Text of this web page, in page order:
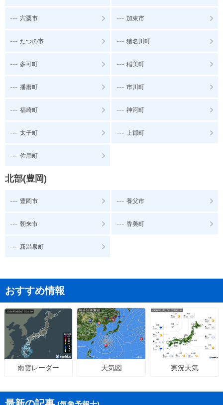
--- 宍粟市 --- 加東市
--- たつの市 --- 猪名川町
--- 多可町 --- 稲美町
--- 播磨町 --- 市川町
--- 福崎町 --- 神河町
--- 太子町 --- 上郡町
--- 佐用町
北部(豊岡)
--- 豊岡市 --- 養父市
--- 朝来市 --- 香美町
--- 新温泉町
おすすめ情報
雨雲レーダー 天気図 実況天気